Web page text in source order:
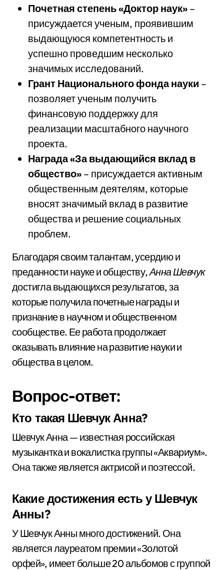
Почетная степень «Доктор наук» –
присуждается ученым, проявившим
выдающуюся компетентность и
успешно проведшим несколько
значимых исследований.
Грант Национального фонда науки –
позволяет ученым получить
финансовую поддержку для
реализации масштабного научного
проекта.
Награда «За выдающийся вклад в
общество» – присуждается активным
общественным деятелям, которые
вносят значимый вклад в развитие
общества и решение социальных
проблем.
Благодаря своим талантам, усердию и
преданности науке и обществу,Анна Шевчук
достигла выдающихся результатов, за
которые получила почетные награды и
признание в научном и общественном
сообществе. Ее работа продолжает
оказывать влияние на развитие науки и
общества в целом.
Вопрос-ответ:
Кто такая Шевчук Анна?
Шевчук Анна — известная российская
музыкантка и вокалистка группы «Аквариум».
Она также является актрисой и поэтессой.
Какие достижения есть у Шевчук
Анны?
У Шевчук Анны много достижений. Она
является лауреатом премии «Золотой
орфей», имеет больше 20 альбомов с группой